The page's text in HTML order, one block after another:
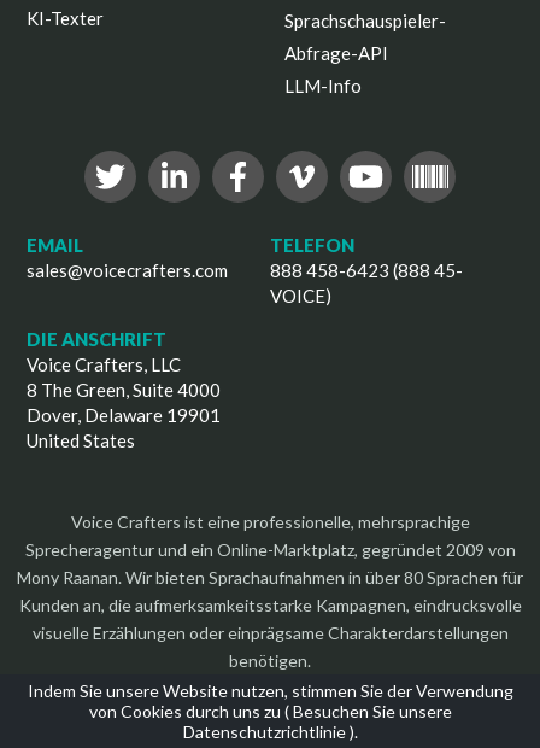
Indem Sie unsere Website nutzen, stimmen Sie der Verwendung
von Cookies durch uns zu (Besuchen Sie unsere
Datenschutzrichtlinie).
KI-Texter
Sprachschauspieler-
Abfrage-API
LLM-Info
EMAIL
sales@voicecrafters.com
TELEFON
888 458-6423 (888 45-
VOICE)
DIE ANSCHRIFT
Voice Crafters, LLC
8 The Green, Suite 4000
Dover, Delaware 19901
United States
Voice Crafters ist eine professionelle, mehrsprachige
Sprecheragentur und ein Online-Marktplatz, gegründet 2009 von
Mony Raanan. Wir bieten Sprachaufnahmen in über 80 Sprachen für
Kunden an, die aufmerksamkeitsstarke Kampagnen, eindrucksvolle
visuelle Erzählungen oder einprägsame Charakterdarstellungen
benötigen.